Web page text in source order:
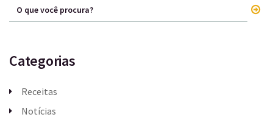
Categorias
Receitas
Notícias